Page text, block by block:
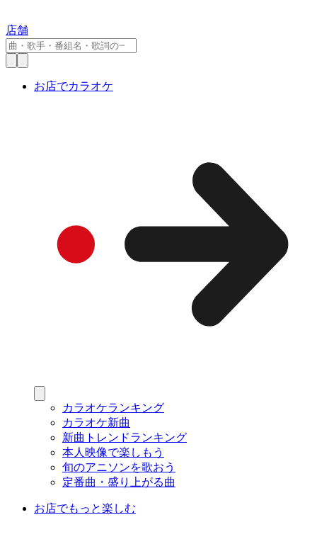
店舗
お店でカラオケ
カラオケランキング
カラオケ新曲
新曲トレンドランキング
本人映像で楽しもう
旬のアニソンを歌おう
定番曲・盛り上がる曲
お店でもっと楽しむ